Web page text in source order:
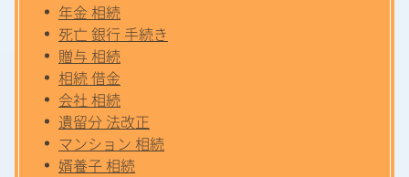
年金 相続
死亡 銀行 手続き
贈与 相続
相続 借金
会社 相続
遺留分 法改正
マンション 相続
婿養子 相続